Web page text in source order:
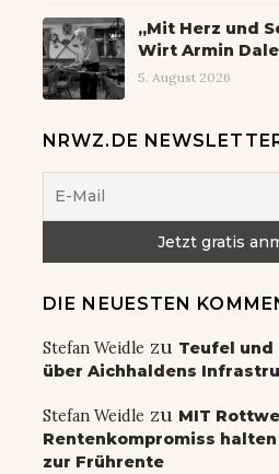
„Mit Herz und
Wirt Armin
5. August 2026
NRWZ.DE
DIE NEUESTEN
Stefan Weidle zu Teufel und
über Aichhaldens
Stefan Weidle zu MIT
Rentenkompromiss
zur Frührente